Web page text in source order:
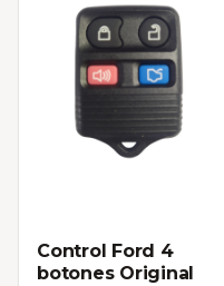
Control Ford 4
botones Original